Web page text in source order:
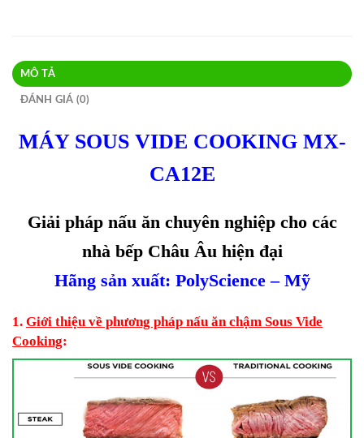
MÔ TẢ
ĐÁNH GIÁ (0)
MÁY SOUS VIDE COOKING MX-
CA12E
Giải pháp nấu ăn chuyên nghiệp cho các
nhà bếp Châu Âu hiện đại
Hãng sản xuất: PolyScience – Mỹ
1. Giới thiệu về phương pháp nấu ăn chậm Sous Vide
Cooking: